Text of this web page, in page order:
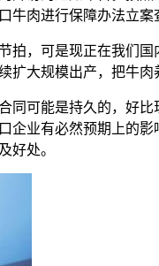
牛肉进行保障办法立案
，可是现正在我们国
大规模出产，把牛肉
可能是持久的，好比
企业有必然预期上的
好处。